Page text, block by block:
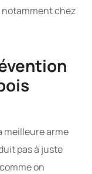
chez
meilleure arme
pas à juste
on